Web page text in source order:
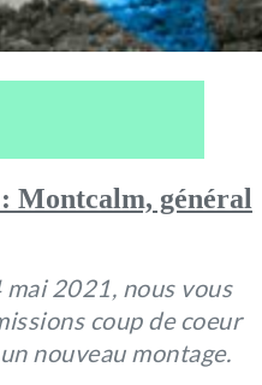
Montcalm, général
2021, nous vous
coup de coeur
nouveau montage.